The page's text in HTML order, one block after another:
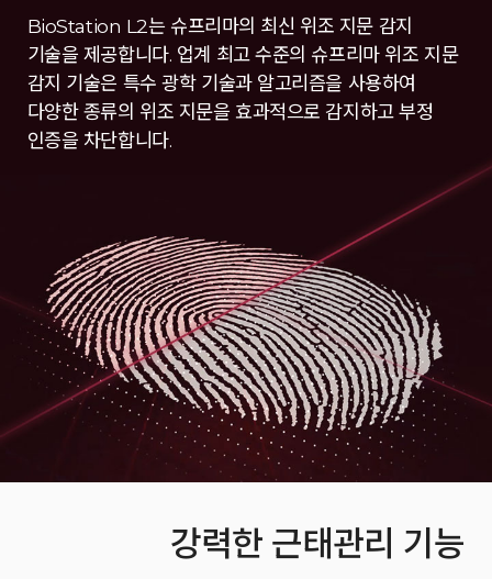
BioStation L2는 슈프리마의 최신 위조 지문 감지
기술을 제공합니다. 업계 최고 수준의 슈프리마 위조 지문
감지 기술은 특수 광학 기술과 알고리즘을 사용하여
다양한 종류의 위조 지문을 효과적으로 감지하고 부정
인증을 차단합니다.
강력한 근태관리 기능